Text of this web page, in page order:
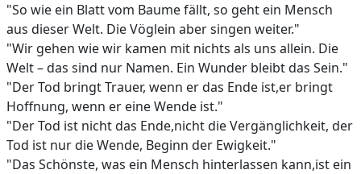
"So wie ein Blatt vom Baume fällt, so geht ein Mensch
aus dieser Welt. Die Vöglein aber singen weiter."
"Wir gehen wie wir kamen mit nichts als uns allein. Die
Welt – das sind nur Namen. Ein Wunder bleibt das Sein."
"Der Tod bringt Trauer, wenn er das Ende ist,er bringt
Hoffnung, wenn er eine Wende ist."
"Der Tod ist nicht das Ende,nicht die Vergänglichkeit, der
Tod ist nur die Wende, Beginn der Ewigkeit."
"Das Schönste, was ein Mensch hinterlassen kann,ist ein